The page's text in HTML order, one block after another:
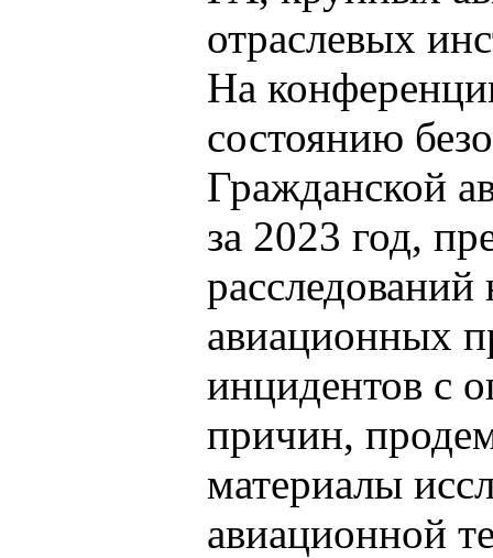
отраслевых
На
состоянию
Гражданской
за 2023 год,
авиационных
инцидентов с
причин,
материалы
авиационной